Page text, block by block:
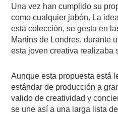
Una vez han cumplido su
como cualquier jabón. La
esta colección, se gesta en
Martins de Londres, durante
esta joven creativa realizaba
Aunque esta propuesta está
estándar de producción a
valido de creatividad y
se une así a una larga lista